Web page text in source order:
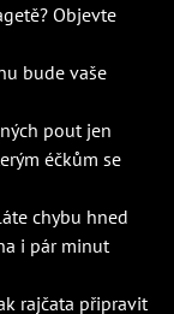
Objevte
bude vaše
pout jen
éčkům se
chybu hned
i pár minut
rajčata připravit